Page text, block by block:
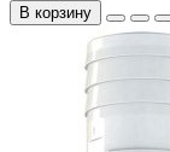
В корзину